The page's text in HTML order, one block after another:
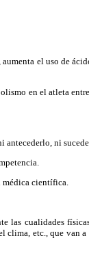
el uso de
en el atleta
antecederlo, ni
médica científica.
cualidades
etc., que van